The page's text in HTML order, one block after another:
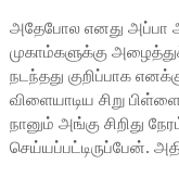
அதேபோல எனது அப்பா
முகாம்களுக்கு
நடந்தது குறிப்பாக
விளையாடிய சிறு
நானும் அங்கு சிறிது
செய்யப்பட்டிருப்பேன்.